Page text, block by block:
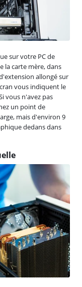
sur votre PC de
la carte mère, dans
allongé sur
vous indiquent le
vous n'avez pas
un point de
mais d'environ 9
dedans dans